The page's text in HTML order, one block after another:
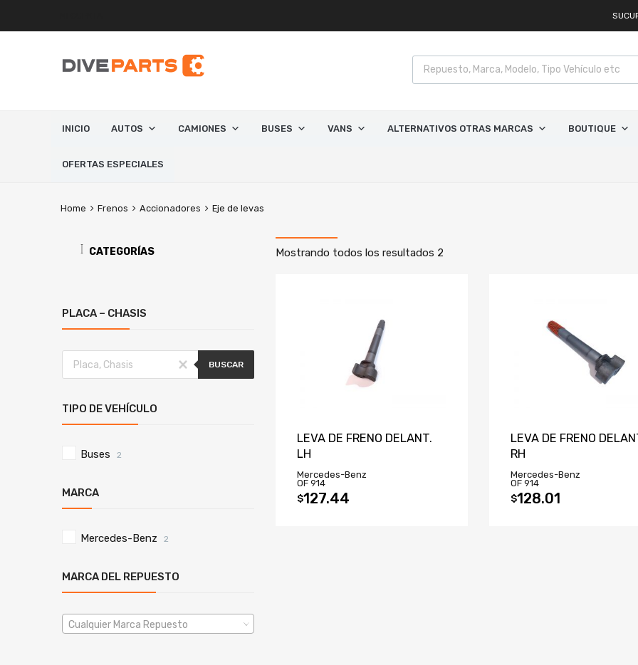
INICIO AUTOS CAMIONES BUSES VANS ALTERNATIVOS OTRAS MARCAS BOUTIQUE
OFERTAS ESPECIALES
Home Frenos Accionadores Eje de levas
Mostrando todos los resultados 2
LEVA DE FRENO DELANT.
LH
Mercedes-Benz
OF 914
$127.44
LEVA DE FRENO
RH
Mercedes-Benz
OF 914
$128.01
CATEGORÍAS
PLACA – CHASIS
BUSCAR
TIPO DE VEHÍCULO
Buses 2
MARCA
Mercedes-Benz 2
MARCA DEL REPUESTO
Cualquier Marca Repuesto